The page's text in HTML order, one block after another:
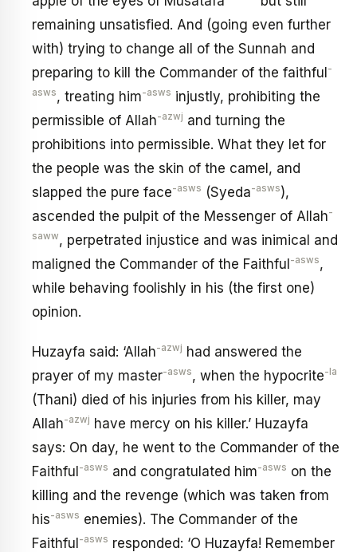
remaining unsatisfied. And (going even further
with) trying to change all of the Sunnah and
preparing to kill the Commander of the faithful -
asws, treating him-asws injustly, prohibiting the
permissible of Allah-azwj and turning the
prohibitions into permissible. What they let for
the people was the skin of the camel, and
slapped the pure face-asws (Syeda-asws),
ascended the pulpit of the Messenger of Allah-
saww, perpetrated injustice and was inimical and
maligned the Commander of the Faithful -asws,
while behaving foolishly in his (the first one)
opinion.
Huzayfa said: ‘Allah-azwj had answered the
prayer of my master-asws, when the hypocrite-la
(Thani) died of his injuries from his killer, may
Allah-azwj have mercy on his killer.’ Huzayfa
says: On day, he went to the Commander of the
Faithful-asws and congratulated him-asws on the
killing and the revenge (which was taken from
his-asws enemies). The Commander of the
Faithful-asws responded: ‘O Huzayfa! Remember